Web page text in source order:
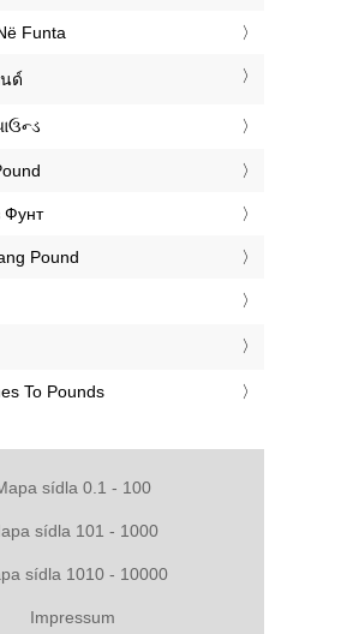
Funta
ด์
Фунт
Pound
To Pounds
sídla 0.1 - 100
sídla 101 - 1000
sídla 1010 - 10000
Impressum